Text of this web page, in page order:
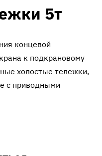
5т
концевой
к подкрановому
холостые тележки,
с приводными